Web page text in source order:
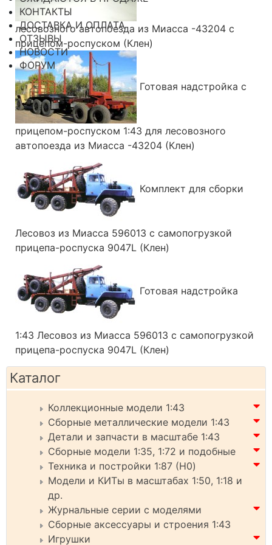
КОНТАКТЫ
ДОСТАВКА И ОПЛАТА
ОТЗЫВЫ
НОВОСТИ
ФОРУМ
лесовозного автопоезда из Миасса -43204 с
прицепом-роспуском (Клен)
Готовая надстройка с
прицепом-роспуском 1:43 для лесовозного
автопоезда из Миасса -43204 (Клен)
Комплект для сборки
Лесовоз из Миасса 596013 с самопогрузкой
прицепа-роспуска 9047L (Клен)
Готовая надстройка
1:43 Лесовоз из Миасса 596013 с самопогрузкой
прицепа-роспуска 9047L (Клен)
Каталог
Коллекционные модели 1:43
Сборные металлические модели 1:43
Детали и запчасти в масштабе 1:43
Сборные модели 1:35, 1:72 и подобные
Техника и постройки 1:87 (H0)
Модели и КИТы в масштабах 1:50, 1:18 и
др.
Журнальные серии с моделями
Сборные аксессуары и строения 1:43
Игрушки